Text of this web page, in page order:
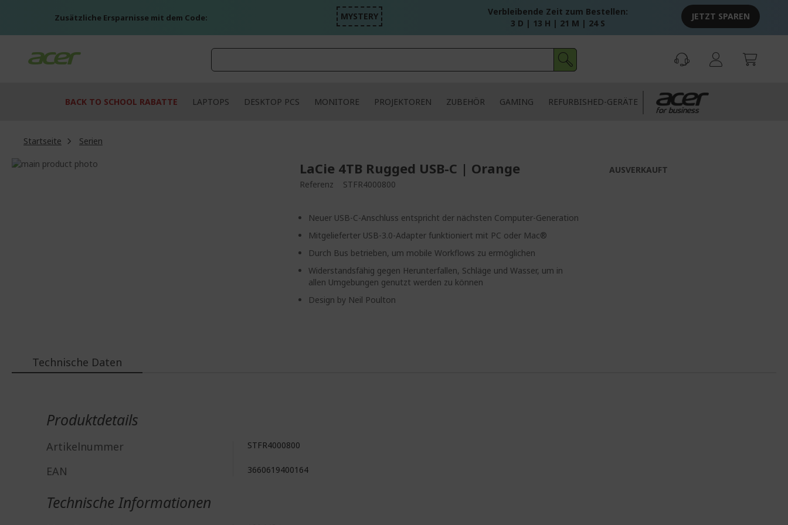
Zusätzliche Ersparnisse mit dem Code: MYSTERY
Verbleibende Zeit zum Bestellen:
3 D | 13 H | 21 M | 24 S
JETZT SPAREN
BACK TO SCHOOL RABATTE LAPTOPS DESKTOP PCS MONITORE PROJEKTOREN ZUBEHÖR GAMING REFURBISHED-GERÄTE
Startseite
Serien
Zum
LaCie 4TB Rugged USB-C | Orange
Referenz STFR4000800
Neuer USB-C-Anschluss entspricht der nächsten Computer-Generation
Mitgelieferter USB-3.0-Adapter funktioniert mit PC oder Mac®
Durch Bus betrieben, um mobile Workflows zu ermöglichen
Widerstandsfähig gegen Herunterfallen, Schläge und Wasser, um in
allen Umgebungen genutzt werden zu können
Design by Neil Poulton
AUSVERKAUFT
Technische Daten
Produktdetails
Artikelnummer STFR4000800
EAN 3660619400164
Technische Informationen